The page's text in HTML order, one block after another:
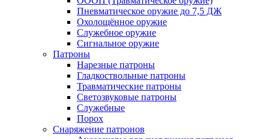
Пневматическое оружие до 7,5 ДЖ
Охолощённое оружие
Служебное оружие
Сигнальное оружие
Патроны
Нарезные патроны
Гладкоствольные патроны
Травматические патроны
Светозвуковые патроны
Служебные
Порох
Снаряжение патронов